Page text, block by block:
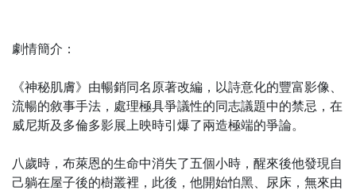
劇情簡介：
《神秘肌膚》由暢銷同名原著改編，以詩意化的豐富影像、
流暢的敘事手法，處理極具爭議性的同志議題中的禁忌，在
威尼斯及多倫多影展上映時引爆了兩造極端的爭論。
八歲時，布萊恩的生命中消失了五個小時，醒來後他發現自
己躺在屋子後的樹叢裡，此後，他開始怕黑、尿床，無來由